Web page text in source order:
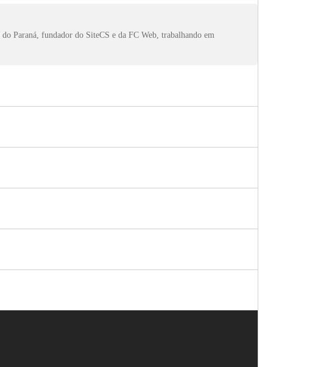
Paraná, fundador do SiteCS e da FC Web, trabalhando em